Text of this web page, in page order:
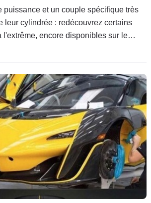
puissance et un couple spécifique très
leur cylindrée : redécouvrez certains
l'extrême, encore disponibles sur le